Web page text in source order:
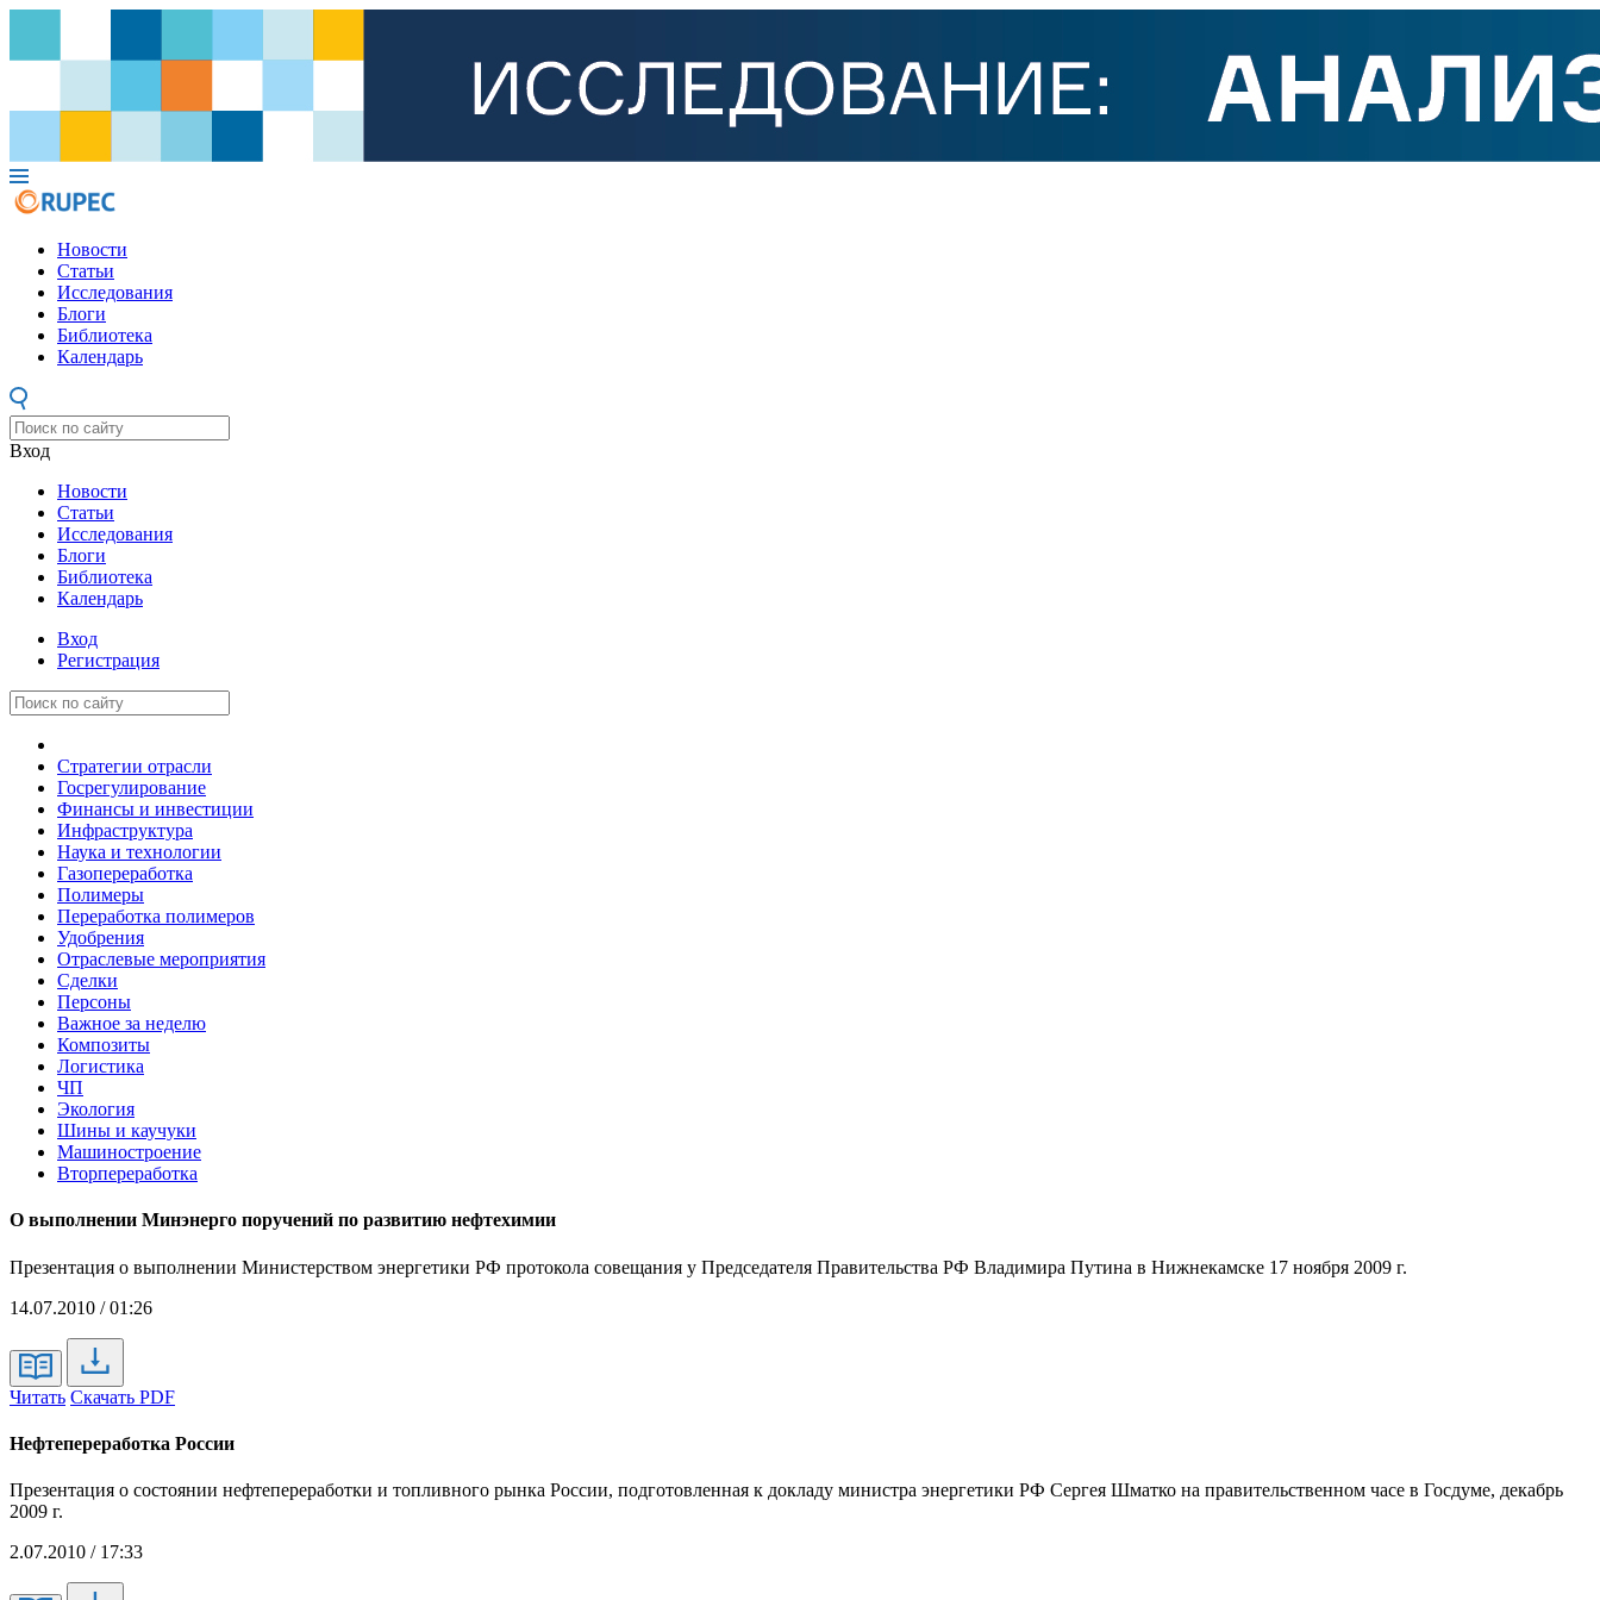
Новости
Статьи
Исследования
Блоги
Библиотека
Календарь
Вход
Новости
Статьи
Исследования
Блоги
Библиотека
Календарь
Вход
Регистрация
Стратегии отрасли
Госрегулирование
Финансы и инвестиции
Инфраструктура
Наука и технологии
Газопереработка
Полимеры
Переработка полимеров
Удобрения
Отраслевые мероприятия
Сделки
Персоны
Важное за неделю
Композиты
Логистика
ЧП
Экология
Шины и каучуки
Машиностроение
Вторпереработка
О выполнении Минэнерго поручений по развитию нефтехимии
Презентация о выполнении Министерством энергетики РФ протокола совещания у Председателя Правительства РФ Владимира Путина в Нижнекамске 17 ноября 2009 г.
14.07.2010 / 01:26
Читать Скачать PDF
Нефтепереработка России
Презентация о состоянии нефтепереработки и топливного рынка России, подготовленная к докладу министра энергетики РФ Сергея Шматко на правительственном часе в Госдуме, декабрь
2009 г.
2.07.2010 / 17:33